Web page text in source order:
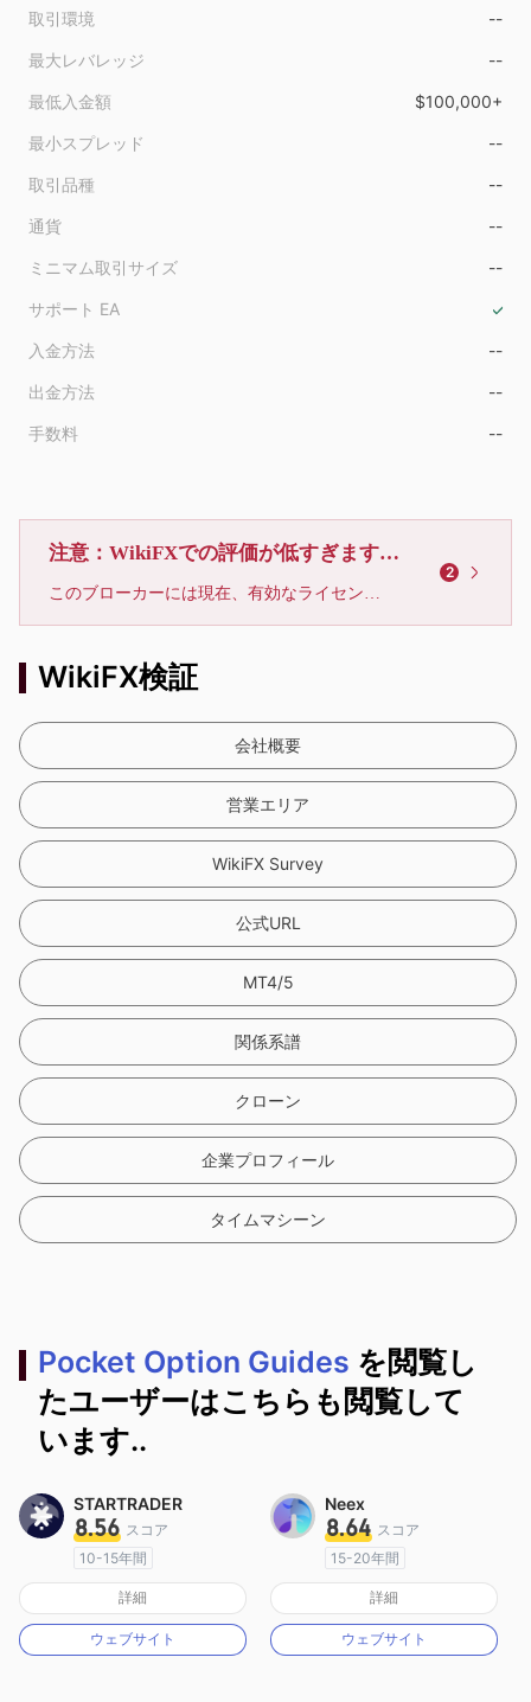
取引環境 --
最大レバレッジ --
最低入金額 $100,000+
最小スプレッド --
取引品種 --
通貨 --
ミニマム取引サイズ --
サポート EA
入金方法 --
出金方法 --
手数料 --
注意：WikiFXでの評価が低すぎます、利用しないでください
このブローカーには現在、有効なライセンスが確認されていません。リスクにご注意下さい！
2
WikiFX検証
会社概要
営業エリア
WikiFX Survey
公式URL
MT4/5
関係系譜
クローン
企業プロフィール
タイムマシーン
Pocket Option Guides を閲覧し
たユーザーはこちらも閲覧して
います..
STARTRADER
8.56 スコア
10-15年間
オーストラリア規制
マーケットメイキングライセンス（MM）
MT4フルライセンス
詳細
ウェブサイト
Neex
8.64 スコア
15-20年間
オーストラリア規制
マーケットメイキングライセンス（MM）
MT4フルライセンス
詳細
ウェブサイト